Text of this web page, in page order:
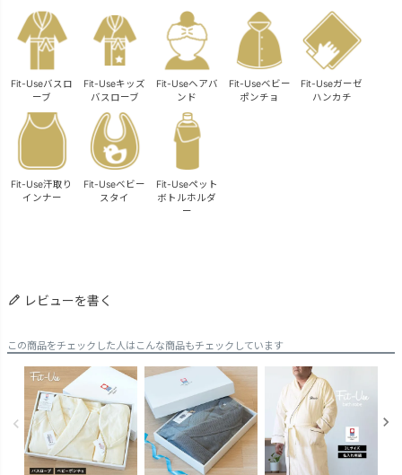
Fit-Useバスロ
ーブ
Fit-Useキッズ
バスローブ
Fit-Useヘアバ
ンド
Fit-Useベビー
ポンチョ
Fit-Useガーゼ
ハンカチ
Fit-Use汗取り
インナー
Fit-Useベビー
スタイ
Fit-Useペット
ボトルホルダ
ー
レビューを書く
この商品をチェックした人はこんな商品もチェックしています